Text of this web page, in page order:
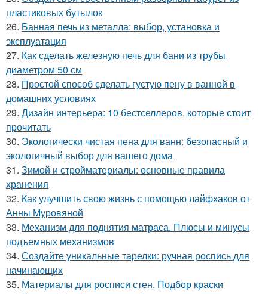
пластиковых бутылок
26. Банная печь из металла: выбор, установка и
эксплуатация
27. Как сделать железную печь для бани из трубы
диаметром 50 см
28. Простой способ сделать густую пену в ванной в
домашних условиях
29. Дизайн интерьера: 10 бестселлеров, которые стоит
прочитать
30. Экологически чистая пена для ванн: безопасный и
экологичный выбор для вашего дома
31. Зимой и стройматериалы: основные правила
хранения
32. Как улучшить свою жизнь с помощью лайфхаков от
Анны Муровяной
33. Механизм для поднятия матраса. Плюсы и минусы
подъемных механизмов
34. Создайте уникальные тарелки: ручная роспись для
начинающих
35. Материалы для росписи стен. Подбор краски